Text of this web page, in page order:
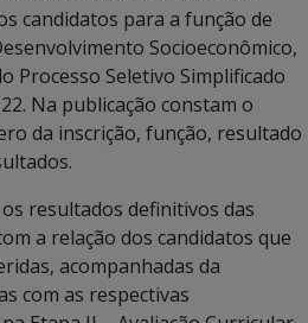
candidatos para a função de
Socioeconômico,
Processo Seletivo Simplificado
Na publicação constam o
da inscrição, função, resultado
resultados definitivos das
a relação dos candidatos que
acompanhadas da
com as respectivas